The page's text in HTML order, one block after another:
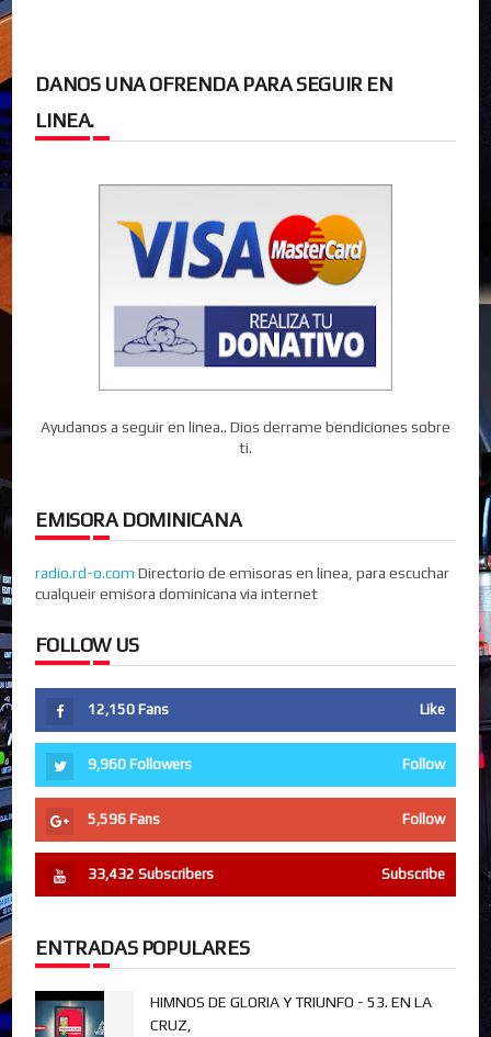
DANOS UNA OFRENDA PARA SEGUIR EN
LINEA.
Ayudanos a seguir en linea.. Dios derrame bendiciones sobre
ti.
EMISORA DOMINICANA
radio.rd-o.com Directorio de emisoras en linea, para escuchar
cualqueir emisora dominicana via internet
FOLLOW US
12,150 Fans Like
9,960 Followers Follow
5,596 Fans Follow
33,432 Subscribers Subscribe
ENTRADAS POPULARES
HIMNOS DE GLORIA Y TRIUNFO - 53. EN LA
CRUZ,